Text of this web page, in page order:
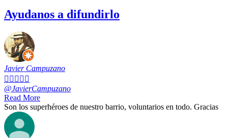
Ayudanos a difundirlo
Javier Campuzano
    
@JavierCampuzano
Read More
Son los superhéroes de nuestro barrio, voluntarios en todo. Gracias